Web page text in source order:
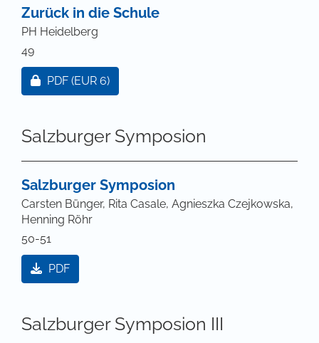
Zurück in die Schule
PH Heidelberg
49
Zugang für Abonnent/innen oder durch Zahlung
PDF (EUR 6)
Salzburger Symposion
Salzburger Symposion
Carsten Bünger, Rita Casale, Agnieszka Czejkowska,
Henning Röhr
50-51
PDF
Salzburger Symposion III